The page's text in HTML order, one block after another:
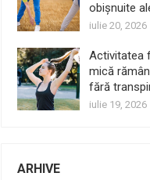
obișnuite
iulie 20, 2026
Activitatea
mică
fără
iulie 19, 2026
ARHIVE